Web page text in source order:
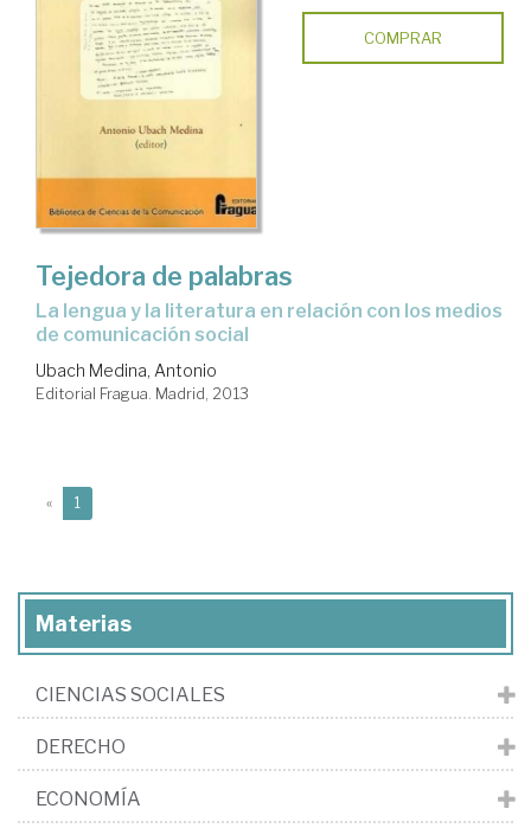
COMPRAR
Tejedora de palabras
la lengua y la literatura en relación con los medios
de comunicación social
Ubach Medina, Antonio
Editorial Fragua. Madrid, 2013
« 1
Materias
CIENCIAS SOCIALES
DERECHO
ECONOMÍA